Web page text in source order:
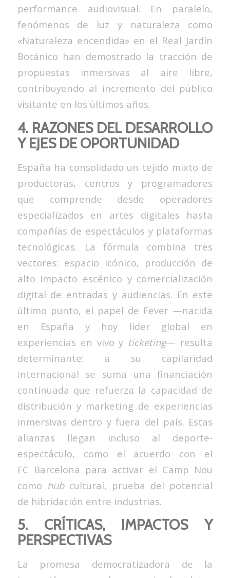
performance audiovisual. En paralelo,
fenómenos de luz y naturaleza como
«Naturaleza encendida» en el Real Jardín
Botánico han demostrado la tracción de
propuestas inmersivas al aire libre,
contribuyendo al incremento del público
visitante en los últimos años.
4. RAZONES DEL DESARROLLO
Y EJES DE OPORTUNIDAD
España ha consolidado un tejido mixto de
productoras, centros y programadores
que comprende desde operadores
especializados en artes digitales hasta
compañías de espectáculos y plataformas
tecnológicas. La fórmula combina tres
vectores: espacio icónico, producción de
alto impacto escénico y comercialización
digital de entradas y audiencias. En este
último punto, el papel de Fever —nacida
en España y hoy líder global en
experiencias en vivo y ticketing— resulta
determinante: a su capilaridad
internacional se suma una financiación
continuada que refuerza la capacidad de
distribución y marketing de experiencias
inmersivas dentro y fuera del país. Estas
alianzas llegan incluso al deporte-
espectáculo, como el acuerdo con el
FC Barcelona para activar el Camp Nou
como hubcultural, prueba del potencial
de hibridación entre industrias.
5. CRÍTICAS, IMPACTOS Y
PERSPECTIVAS
La promesa democratizadora de la